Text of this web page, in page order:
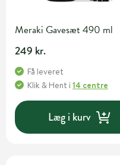
Meraki Gavesæt 490 ml
249 kr.
Få leveret
Klik & Hent i 14 centre
Læg i kurv